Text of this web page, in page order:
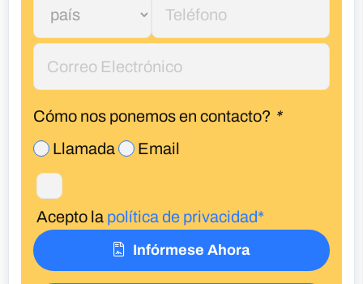
Cómo nos ponemos en contacto? *
Llamada
Email
Acepto la política de privacidad*
Infórmese Ahora